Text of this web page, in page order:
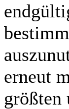
erneut
größten